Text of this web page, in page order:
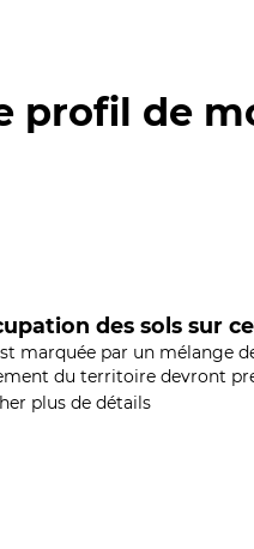
profil de
des sols sur
marquée par un mélange
du territoire devront
plus de détails